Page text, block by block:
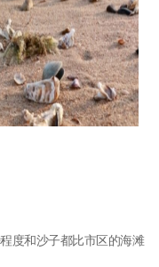
度和沙子都比市区的海滩